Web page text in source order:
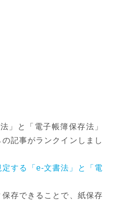
」と「電子帳簿保存法」
記事がランクインしまし
する「e-文書法」と「電
存できることで、紙保存